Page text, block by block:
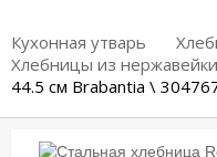
Кухонная утварь
Хлебницы из нержавейки
44.5 см Brabantia \